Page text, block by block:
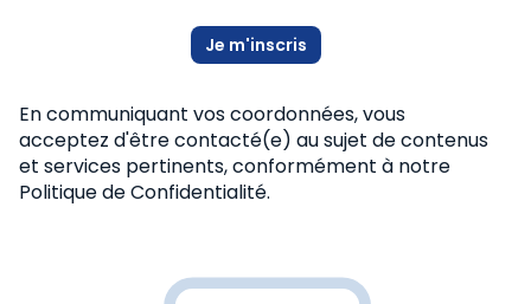
Je m'inscris
En communiquant vos coordonnées, vous
acceptez d'être contacté(e) au sujet de contenus
et services pertinents, conformément à notre
Politique de Confidentialité.